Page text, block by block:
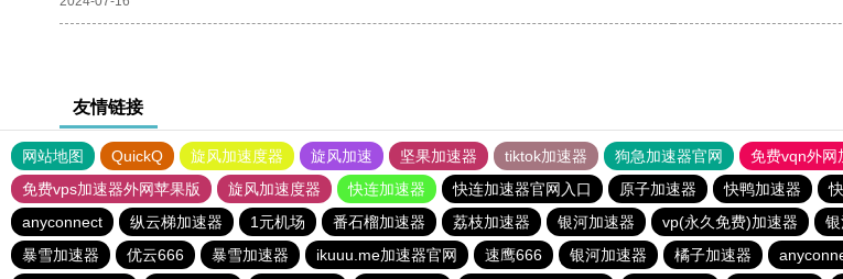
友情链接
网站地图 QuickQ 旋风加速度器 旋风加速 坚果加速器 tiktok加速器 狗急加速器官网 免费vqn外网
免费vps加速器外网苹果版
旋风加速度器 快连加速器 快连加速器官网入口 原子加速器 快鸭加速器
anyconnect
纵云梯加速器 1元机场 番石榴加速器 荔枝加速器 银河加速器 vp(永久免费)加速器
暴雪加速器
优云666 暴雪加速器 ikuuu.me加速器官网 速鹰666 银河加速器 橘子加速器